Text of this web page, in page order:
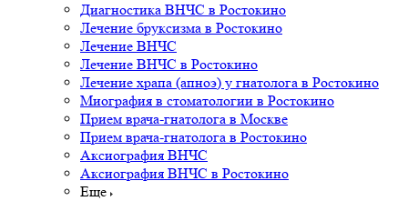
Диагностика ВНЧС в Ростокино
Лечение бруксизма в Ростокино
Лечение ВНЧС
Лечение ВНЧС в Ростокино
Лечение храпа (апноэ) у гнатолога в Ростокино
Миография в стоматологии в Ростокино
Прием врача-гнатолога в Москве
Прием врача-гнатолога в Ростокино
Аксиография ВНЧС
Аксиография ВНЧС в Ростокино
Еще